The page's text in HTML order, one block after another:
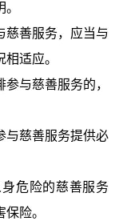
善服务，应当与
适应。
与慈善服务的，
慈善服务提供必
危险的慈善服务
险。